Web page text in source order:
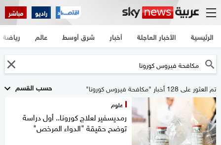
راديو مباشر
الرئيسية الأخبار العاجلة أخبار شرق أوسط عالم رياضة
حسب القسم تم العثور على 128 أخبار "مكافحة فيروس كورونا"
علوم
رمديسفير لعلاج كورونا.. أول دراسة
توضح حقيقة "الدواء المرخص"